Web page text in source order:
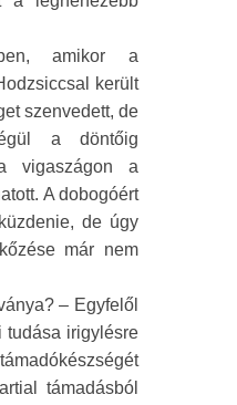
amikor a
került
szenvedett, de
a döntőig
vigaszágon a
A dobogóért
de úgy
már nem
– Egyfelől
tudása irigylésre
támadásból